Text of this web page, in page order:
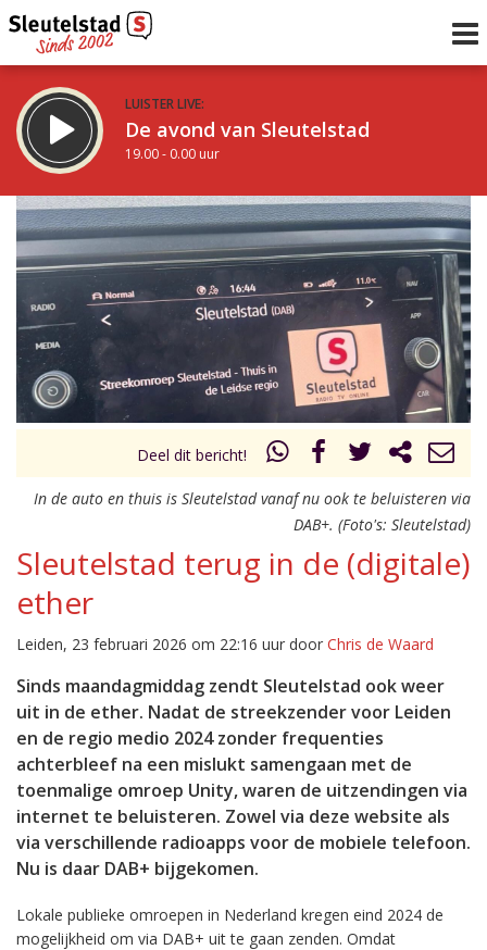
LUISTER LIVE:
De avond van Sleutelstad
19.00 - 0.00 uur
STRAKS:
De nacht van Sleutelstad
0.00 - 6.00 uur
Vorig uur
uur 1 van 0 Volgend uur
Deel dit bericht!
In de auto en thuis is Sleutelstad vanaf nu ook te beluisteren via
DAB+. (Foto's: Sleutelstad)
Sleutelstad terug in de (digitale)
ether
Leiden, 23 februari 2026 om 22:16 uur door Chris de Waard
Sinds maandagmiddag zendt Sleutelstad ook weer
uit in de ether. Nadat de streekzender voor Leiden
en de regio medio 2024 zonder frequenties
achterbleef na een mislukt samengaan met de
toenmalige omroep Unity, waren de uitzendingen via
internet te beluisteren. Zowel via deze website als
via verschillende radioapps voor de mobiele telefoon.
Nu is daar DAB+ bijgekomen.
Lokale publieke omroepen in Nederland kregen eind 2024 de
mogelijkheid om via DAB+ uit te gaan zenden. Omdat